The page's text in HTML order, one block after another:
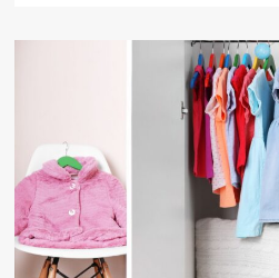
вам
–
от
классического
до
крепкого